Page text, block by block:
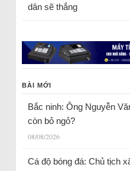
dân sẽ thắng
BÀI MỚI
Bắc ninh: Ông Nguyễn
còn bỏ ngỏ?
08/08/2026
Cá độ bóng đá: Chủ tịch